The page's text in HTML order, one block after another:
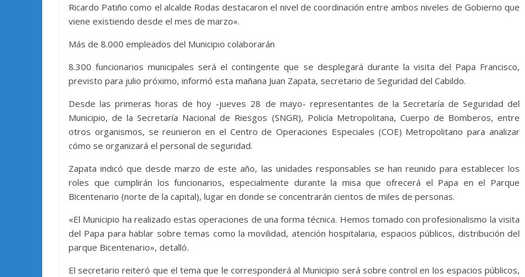
Ricardo Patiño como el alcalde Rodas destacaron el nivel de coordinación entre ambos niveles de Gobierno que
viene existiendo desde el mes de marzo».
Más de 8.000 empleados del Municipio colaborarán
8.300 funcionarios municipales será el contingente que se desplegará durante la visita del Papa Francisco,
previsto para julio próximo, informó esta mañana Juan Zapata, secretario de Seguridad del Cabildo.
Desde las primeras horas de hoy -jueves 28 de mayo- representantes de la Secretaría de Seguridad del
Municipio, de la Secretaría Nacional de Riesgos (SNGR), Policía Metropolitana, Cuerpo de Bomberos, entre
otros organismos, se reunieron en el Centro de Operaciones Especiales (COE) Metropolitano para analizar
cómo se organizará el personal de seguridad.
Zapata indicó que desde marzo de este año, las unidades responsables se han reunido para establecer los
roles que cumplirán los funcionarios, especialmente durante la misa que ofrecerá el Papa en el Parque
Bicentenario (norte de la capital), lugar en donde se concentrarán cientos de miles de personas.
«El Municipio ha realizado estas operaciones de una forma técnica. Hemos tomado con profesionalismo la visita
del Papa para hablar sobre temas como la movilidad, atención hospitalaria, espacios públicos, distribución del
parque Bicentenario», detalló.
El secretario reiteró que el tema que le corresponderá al Municipio será sobre control en los espacios públicos,